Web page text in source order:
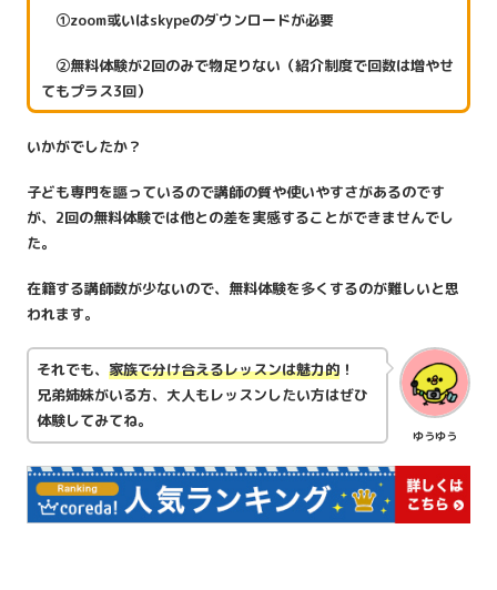
①zoom或いはskypeのダウンロードが必要
②無料体験が2回のみで物足りない（紹介制度で回数は増やせ
てもプラス3回）
いかがでしたか？
子ども専門を謳っているので講師の質や使いやすさがあるのです
が、2回の無料体験では他との差を実感することができませんでし
た。
在籍する講師数が少ないので、無料体験を多くするのが難しいと思
われます。
ゆうゆう
それでも、 家族で分け合えるレッスンは魅力的 ！
兄弟姉妹がいる方、大人もレッスンしたい方はぜひ
体験してみてね。